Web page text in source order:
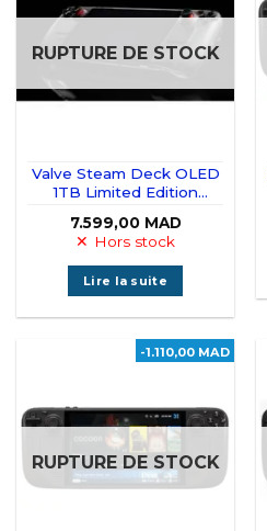
RUPTURE DE STOCK
Valve Steam Deck OLED
1TB Limited Edition
Handheld Gaming
Console
7.599,00 MAD
Hors stock
Lire la suite
-1.110,00 MAD
RUPTURE DE STOCK